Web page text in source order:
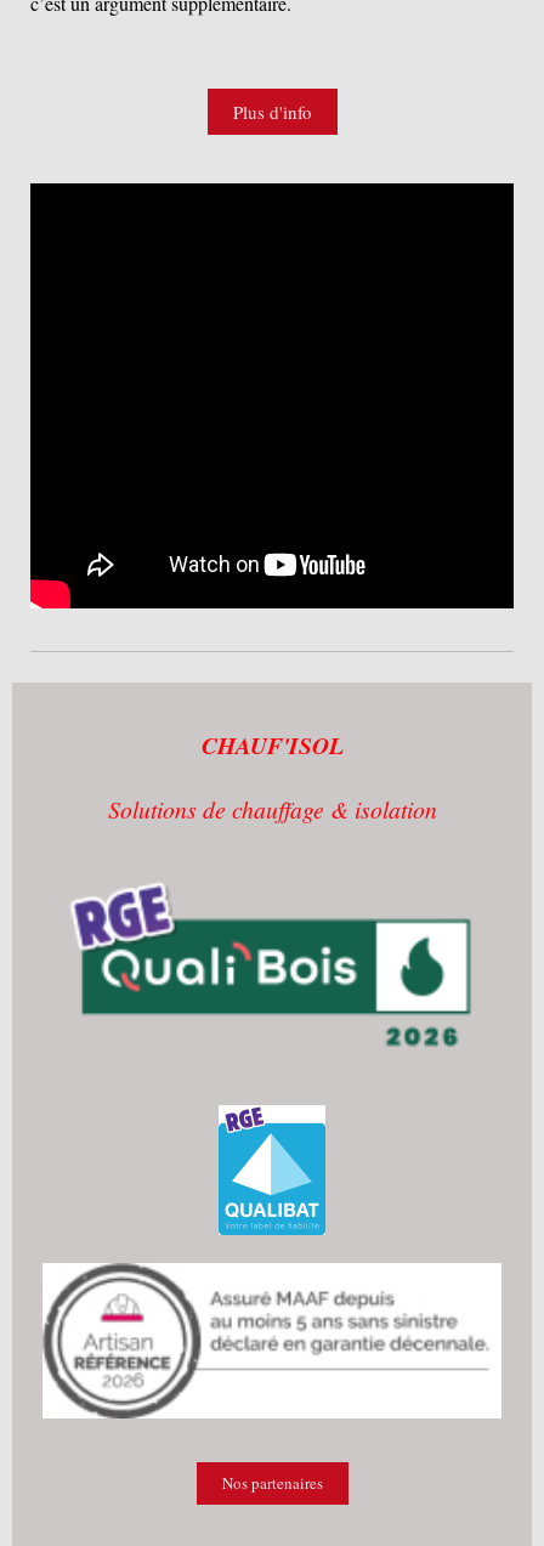
Plus d'info
CHAUF'ISOL
Solutions de chauffage & isolation
Nos partenaires